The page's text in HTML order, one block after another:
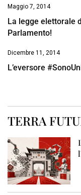
Maggio 7, 2014
La legge elettorale
Parlamento!
Dicembre 11, 2014
L’eversore
TERRA